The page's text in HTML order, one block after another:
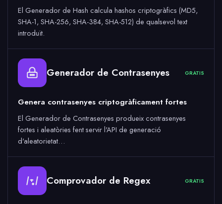
El Generador de Hash calcula hashos criptogràfics (MD5,
SHA-1, SHA-256, SHA-384, SHA-512) de qualsevol text
introduït.
Generador de Contrasenyes GRATIS
Genera contrasenyes criptogràficament fortes
El Generador de Contrasenyes produeix contrasenyes
fortes i aleatòries fent servir l'API de generació
d'aleatorietat…
Comprovador de Regex GRATIS